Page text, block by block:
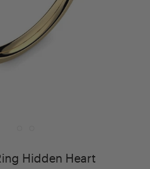
Hidden Heart